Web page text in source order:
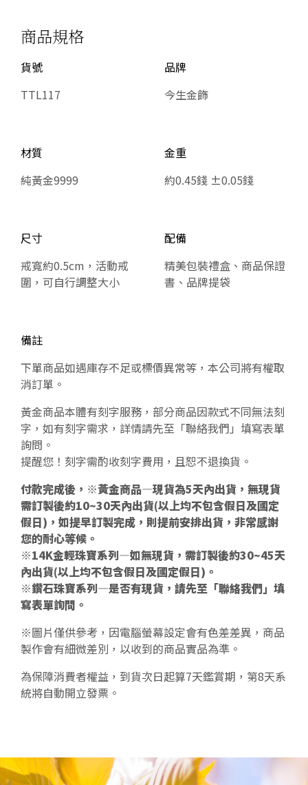
商品規格
貨號
TTL117
品牌
今生金飾
材質
純黃金9999
金重
約0.45錢 ±0.05錢
尺寸
戒寬約0.5cm，活動戒
圍，可自行調整大小
配備
精美包裝禮盒、商品保證
書、品牌提袋
備註
下單商品如遇庫存不足或標價異常等，本公司將有權取
消訂單。
黃金商品本體有刻字服務，部分商品因款式不同無法刻
字，如有刻字需求，詳情請先至「聯絡我們」填寫表單
詢問。
提醒您！刻字需酌收刻字費用，且恕不退換貨。
付款完成後，※黃金商品—現貨為5天內出貨，無現貨
需訂製後約10~30天內出貨(以上均不包含假日及國定
假日)，如提早訂製完成，則提前安排出貨，非常感謝
您的耐心等候。
※14K金輕珠寶系列—如無現貨，需訂製後約30~45天
內出貨(以上均不包含假日及國定假日)。
※鑽石珠寶系列—是否有現貨，請先至「聯絡我們」填
寫表單詢問。
※圖片僅供參考，因電腦螢幕設定會有色差差異，商品
製作會有細微差別，以收到的商品實品為準。
為保障消費者權益，到貨次日起算7天鑑賞期，第8天系
統將自動開立發票。